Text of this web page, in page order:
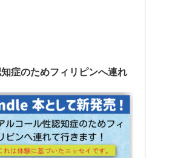
症のためフィリピンへ連れ